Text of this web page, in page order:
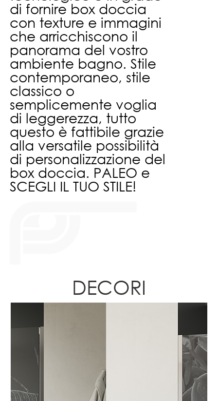
di fornire box doccia
con texture e immagini
che arricchiscono il
panorama del vostro
ambiente bagno. Stile
contemporaneo, stile
classico o
semplicemente voglia
di leggerezza, tutto
questo è fattibile grazie
alla versatile possibilità
di personalizzazione del
box doccia. PALEO e
SCEGLI IL TUO STILE!
DECORI